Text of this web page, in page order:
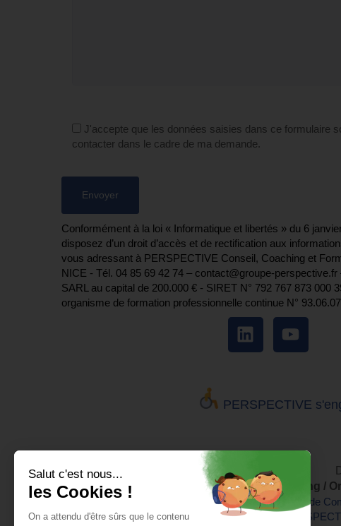
J'accepte que les données saisies dans ce formulaire
contacter dans le cadre de ma demande.
Conformément à la loi « Informatique et libertés » du 6
disposez d’un droit d’accès et de rectification aux
vous adressant à PERSPECTIVE Conseil, Coaching et
NICE - Tél. 04 85 69 42 74⁩ – contact@groupe-
SARL au capital de 200.000 € - SIRET N° 792 767 873 000
organisme de formation professionnelle continue N°
PERSPECTIVE
Un pôle du Groupe PERSPECTIVE
PERSPECTIVE Formation
CMS Academy
Coaching /
Bilan de
Salut c'est nous...
les Cookies !
On a attendu d'être sûrs que le contenu